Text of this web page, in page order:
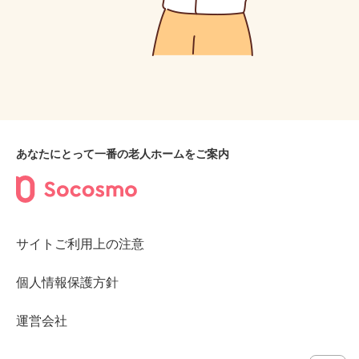
あなたにとって一番の老人ホームをご案内
サイトご利用上の注意
個人情報保護方針
運営会社